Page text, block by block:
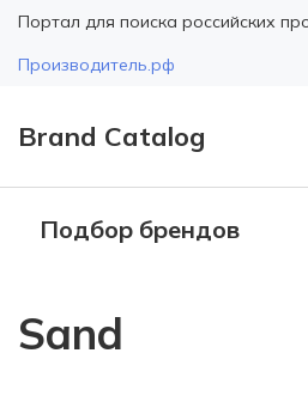
Портал для поиска российских
Производитель.рф
Brand Catalog
Подбор брендов
Sand